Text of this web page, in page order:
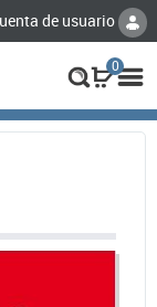
de usuario
0